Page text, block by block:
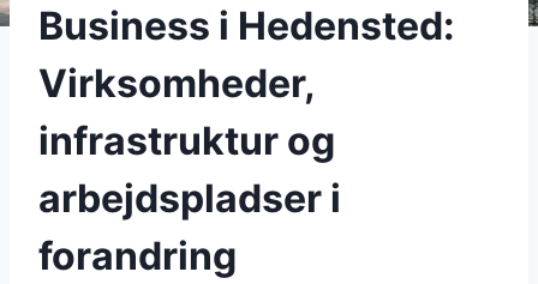
Business i Hedensted:
Virksomheder,
infrastruktur og
arbejdspladser i
forandring